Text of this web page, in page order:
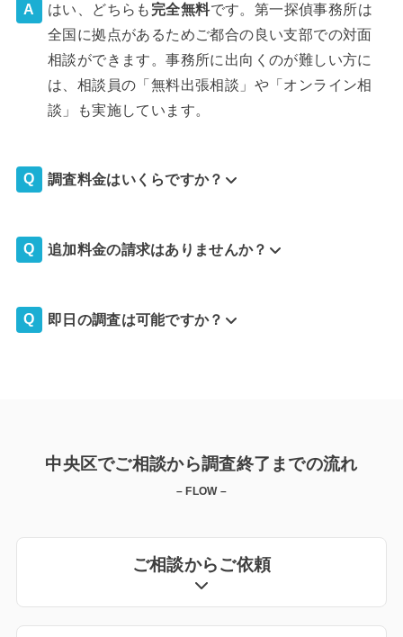
はい、どちらも 完全無料です。第一探偵事務所は
全国に拠点があるためご都合の良い支部での対面
相談ができます。事務所に出向くのが難しい方に
は、相談員の「無料出張相談」や「オンライン相
談」も実施しています。
調査料金はいくらですか？
追加料金の請求はありませんか？
即日の調査は可能ですか？
中央区でご相談から調査終了までの流れ
– FLOW –
ご相談からご依頼